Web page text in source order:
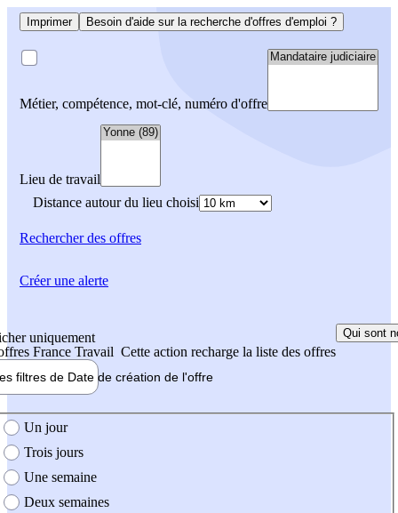
Imprimer Besoin d'aide sur la recherche d'offres d'emploi ?
Métier, compétence, mot-clé, numéro d'offre
Lieu de travail
Distance autour du lieu choisi
Rechercherdes offres
uniquement
France Travail Cette action recharge la liste des offres
Qui sont
filtres de Date de création de l'offre
création de l'offre
Un jour
Trois jours
Une semaine
Deux semaines
Créer une alerte